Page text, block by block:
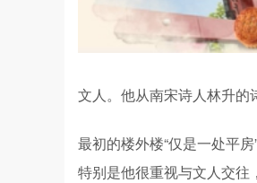
文人。他从南宋诗人林升的
最初的楼外楼“仅是一处平
特别是他很重视与文人交